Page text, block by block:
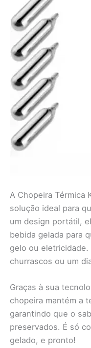
A Chopeira Térmica
solução ideal para
um design portátil,
bebida gelada para
gelo ou
churrascos ou um
Graças à sua
chopeira mantém a
garantindo que o
preservados. É só
gelado, e pronto!